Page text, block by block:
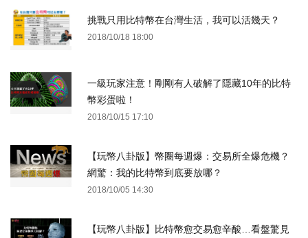
挑戰只用比特幣在台灣生活，我可以活幾天？
2018/10/18 18:00
一級玩家注意！剛剛有人破解了隱藏10年的比特
幣彩蛋啦！
2018/10/15 17:10
【玩幣八卦版】幣圈每週爆：交易所全爆危機？
網驚：我的比特幣到底要放哪？
2018/10/05 14:30
【玩幣八卦版】比特幣愈交易愈辛酸…看盤驚見